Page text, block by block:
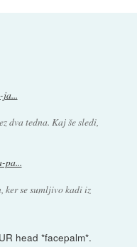
ja...
dva tedna. Kaj še sledi,
pa...
ker se sumljivo kadi iz
head *facepalm*.